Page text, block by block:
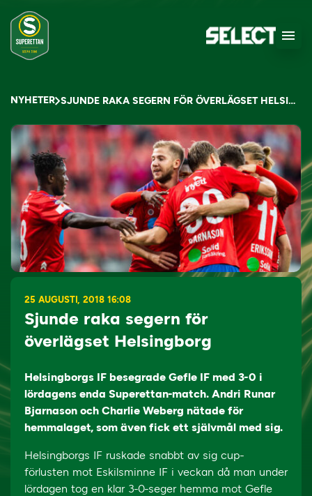
NYHETER SJUNDE RAKA SEGERN FÖR ÖVERLÄGSET HELSINGBORG
25 AUGUSTI, 2018 16:08
Sjunde raka segern för
överlägset Helsingborg
Helsingborgs IF besegrade Gefle IF med 3-0 i
lördagens enda Superettan-match. Andri Runar
Bjarnason och Charlie Weberg nätade för
hemmalaget, som även fick ett självmål med sig.
Helsingborgs IF ruskade snabbt av sig cup-
förlusten mot Eskilsminne IF i veckan då man under
lördagen tog en klar 3-0-seger hemma mot Gefle